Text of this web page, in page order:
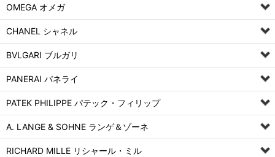
OMEGA オメガ
CHANEL シャネル
BVLGARI ブルガリ
PANERAI パネライ
PATEK PHILIPPE パテック・フィリップ
A. LANGE & SOHNE ランゲ＆ゾーネ
RICHARD MILLE リシャール・ミル